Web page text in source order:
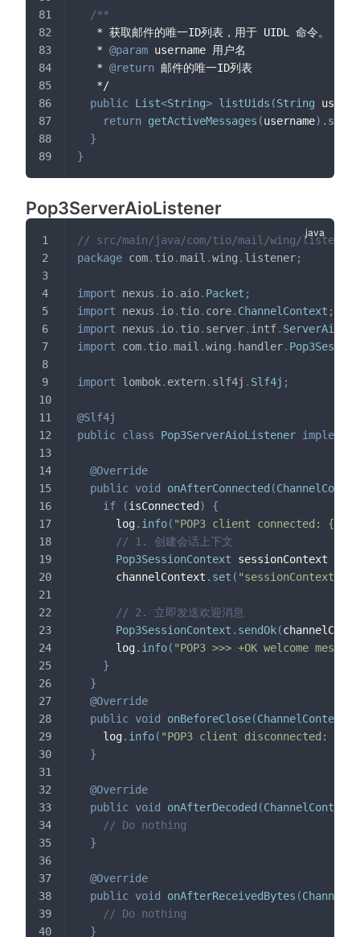
/**
   * 获取邮件的唯一ID列表，用于 UIDL 命令。
   *
@param username 用户名
   *
@return 邮件的唯一ID列表
   */
public List<String> listUids (String
return getActiveMessages (username) .
}
}
Pop3ServerAioListener
// src/main/java/com/tio/mail/wing/listener/
package com. tio.mail .wing . listener;
import nexus . io. aio. Packet ;
import
nexus . io. tio. core. ChannelContext ;
import
nexus . io. tio. server. intf.
import
com. tio.mail .wing . handler.
import lombok. extern. slf4j . Slf4j ;
@Slf4j
public class Pop3ServerAioListener
@Override
public void onAfterConnected (
if
(isConnected )
{
      log
. info( "POP3 client connected: {}"
// 1. 创建会话上下文
Pop3SessionContext sessionContext
      channelContext
. set ( "sessionContext"
// 2. 立即发送欢迎消息
Pop3SessionContext . sendOk(
      log
. info( "POP3 >>> +OK welcome
}
}
@Override
public void onBeforeClose(ChannelContext
    log
. info( "POP3 client disconnected: {}"
}
@Override
public void onAfterDecoded (ChannelContext
// Do nothing
}
@Override
public void onAfterReceivedBytes (
// Do nothing
}